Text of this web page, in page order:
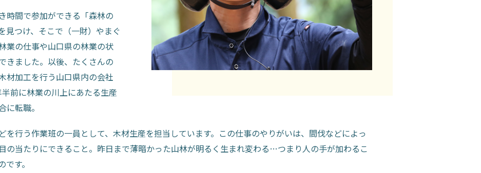
時間で参加ができる「森林の
見つけ、そこで（一財）やまぐ
業の仕事や山口県の林業の状
きました。以後、たくさんの
材加工を行う山口県内の会社
前に林業の川上にあたる生産
に転職。
を行う作業班の一員として、木材生産を担当しています。この仕事のやりがいは、間伐などによっ
の当たりにできること。昨日まで薄暗かった山林が明るく生まれ変わる…つまり人の手が加わるこ
す。